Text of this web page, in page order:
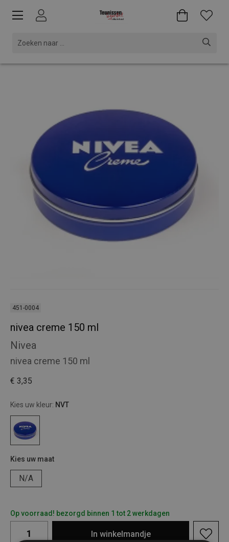
451-0004
nivea creme 150 ml
Nivea
nivea creme 150 ml
€ 3,35
Kies uw kleur: NVT
Kies uw maat
N/A
Op voorraad! bezorgd binnen 1 tot 2 werkdagen
In winkelmandje